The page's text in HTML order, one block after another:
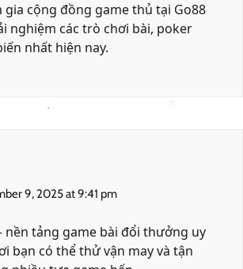
gia cộng đồng game thủ tại Go88
nghiệm các trò chơi bài, poker
nhất hiện nay.
9, 2025 at 9:41 pm
nền tảng game bài đổi thưởng uy
bạn có thể thử vận may và tận